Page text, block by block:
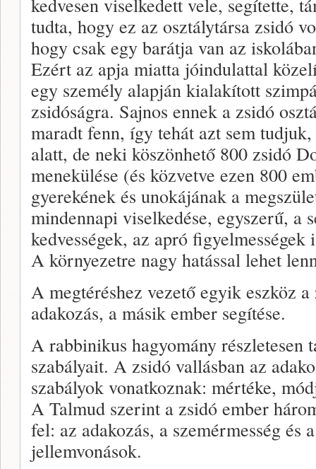
tudta, hogy ez az osztálytársa zsidó
hogy csak egy barátja van az
Ezért az apja miatta jóindulattal
egy személy alapján kialakított
zsidóságra. Sajnos ennek a zsidó
maradt fenn, így tehát azt sem
alatt, de neki köszönhető 800 zsidó
menekülése (és közvetve ezen 800
gyerekének és unokájának a
mindennapi viselkedése, egyszerű, a
kedvességek, az apró
A környezetre nagy hatással lehet
A megtéréshez vezető egyik eszköz
adakozás, a másik ember segítése.
A rabbinikus hagyomány részletesen
szabályait. A zsidó vallásban az
szabályok vonatkoznak: mértéke,
A Talmud szerint a zsidó ember
fel: az adakozás, a szemérmesség és
jellemvonások.